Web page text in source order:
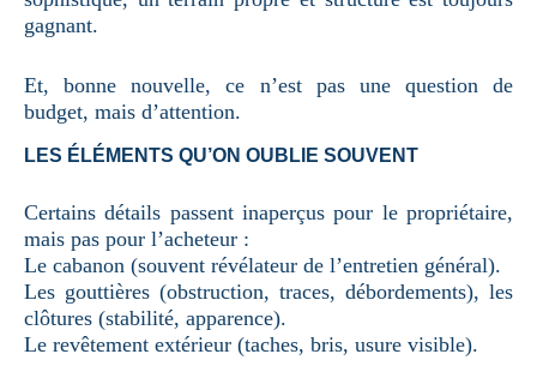
gagnant.
Et, bonne nouvelle, ce n’est pas une question de
budget, mais d’attention.
LES ÉLÉMENTS QU’ON OUBLIE SOUVENT
Certains détails passent inaperçus pour le propriétaire,
mais pas pour l’acheteur :
Le cabanon (souvent révélateur de l’entretien général).
Les gouttières (obstruction, traces, débordements), les
clôtures (stabilité, apparence).
Le revêtement extérieur (taches, bris, usure visible).